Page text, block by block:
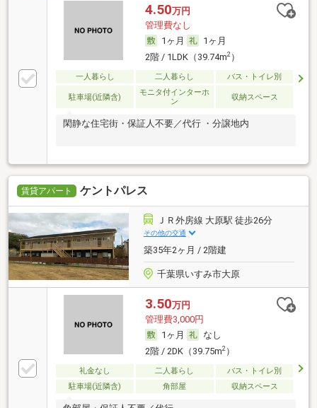
4.50万円
管理費なし
1ヶ月
1ヶ月
2階 / 1LDK（39.74m2）
一人暮らし 二人暮らし バス・トイレ別
駐車場(近隣含)
モニタ付インターホ
ン
収納スペース
閑静な住宅街・保証人不要／代行 ・分譲地内
賃貸アパート ケントパレス
ＪＲ外房線 大原駅 徒歩26分
その他の交通
築35年2ヶ月 / 2階建
千葉県いすみ市大原
3.50万円
管理費3,000円
1ヶ月
なし
2階 / 2DK（39.75m2）
礼金なし 二人暮らし
バス・トイレ別
駐車場(近隣含)
角部屋 収納スペース